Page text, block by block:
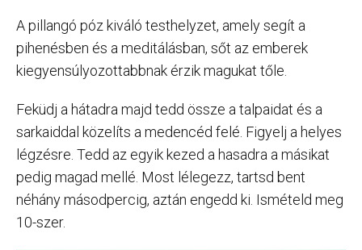
A pillangó póz kiváló testhelyzet, amely segít a
pihenésben és a meditálásban, sőt az emberek
kiegyensúlyozottabbnak érzik magukat tőle.
Feküdj a hátadra majd tedd össze a talpaidat és a
sarkaiddal közelíts a medencéd felé. Figyelj a helyes
légzésre. Tedd az egyik kezed a hasadra a másikat
pedig magad mellé. Most lélegezz, tartsd bent
néhány másodpercig, aztán engedd ki. Ismételd meg
10-szer.